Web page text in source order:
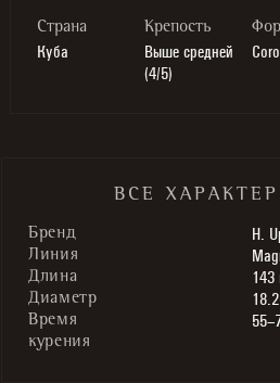
Cтрана
Куба
Крепость
Выше средней
(4/5)
ВСЕ
Бренд H.
Линия
Длина
Диаметр
Время
курения